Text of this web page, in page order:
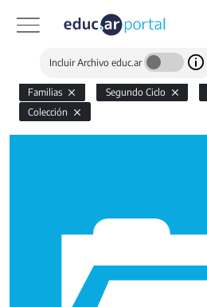
Incluir Archivo educ.ar
Familias Segundo Ciclo
Colección